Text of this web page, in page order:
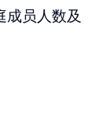
成员人数及